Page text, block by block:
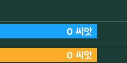
0 씨앗
0 씨앗